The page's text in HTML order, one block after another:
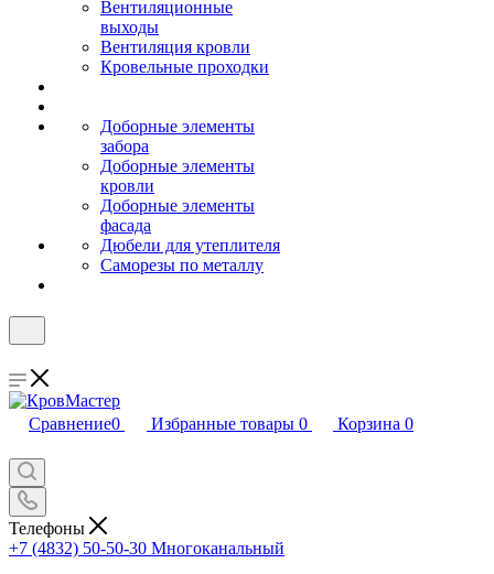
Вентиляционные
выходы
Вентиляция кровли
Кровельные проходки
Доборные элементы
забора
Доборные элементы
кровли
Доборные элементы
фасада
Дюбели для утеплителя
Саморезы по металлу
Сравнение0 Избранные товары 0 Корзина 0
Телефоны
+7 (4832) 50-50-30 Многоканальный